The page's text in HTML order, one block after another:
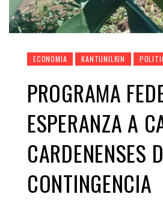
ECONOMIA KANTUNILKIN
PROGRAMA
ESPERANZA A
CARDENENSES
CONTINGENCIA